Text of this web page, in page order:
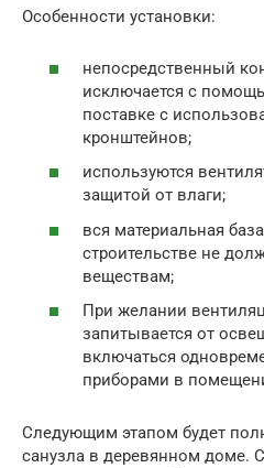
Особенности установки:
непосредственный
исключается с
поставке с
кронштейнов;
используются
защитой от влаги;
вся материальная
строительстве не
веществам;
При желании
запитывается от
включаться
приборами в
Следующим этапом будет
санузла в деревянном доме.